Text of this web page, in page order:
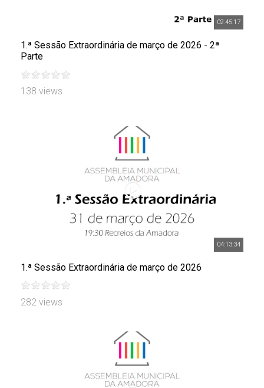
02:45:17
1.ª Sessão Extraordinária de março de 2026 - 2ª
Parte
138 views
04:13:34
1.ª Sessão Extraordinária de março de 2026
282 views